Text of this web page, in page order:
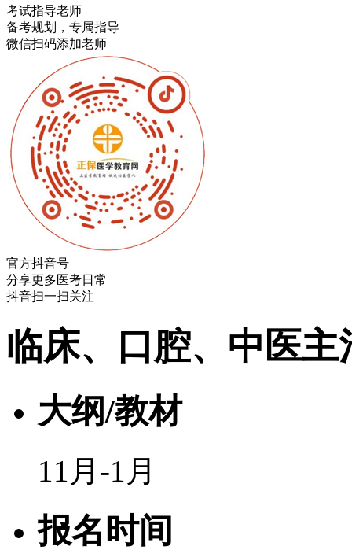
考试指导老师
备考规划，专属指导
微信扫码添加老师
官方抖音号
分享更多医考日常
抖音扫一扫关注
临床、口腔、中医主
大纲/教材
11月-1月
报名时间